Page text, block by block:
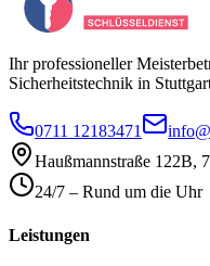
Ihr professioneller
Sicherheitstechnik in
0711 12183471
Haußmannstraße 122B,
24/7 – Rund um die Uhr
Leistungen